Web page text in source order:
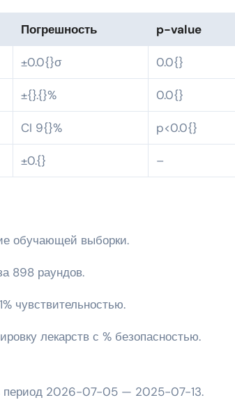
Погрешность p-value
±0.0{}σ 0.0{}
±{}.{}% 0.0{}
CI 9{}% p<0.0{}
±0.{} –
обучающей выборки.
898 раундов.
чувствительностью.
лекарств с % безопасностью.
период 2026-07-05 — 2025-07-13.